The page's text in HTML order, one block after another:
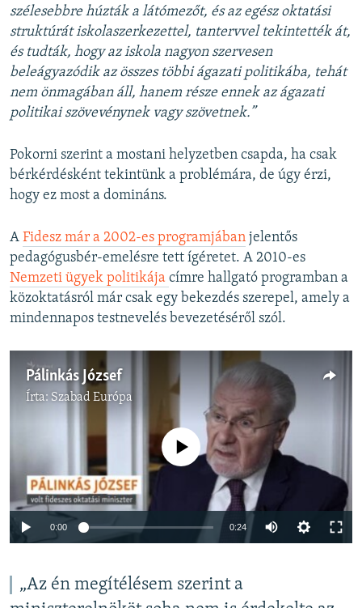
szélesebbre húzták a látómezőt, és az egész oktatási
struktúrát iskolaszerkezettel, tantervvel tekintették át,
és tudták, hogy az iskola nagyon szervesen
beleágyazódik az összes többi ágazati politikába, tehát
nem önmagában áll, hanem része ennek az ágazati
politikai szövevénynek vagy szövetnek.”
Pokorni szerint a mostani helyzetben csapda, ha csak
bérkérdésként tekintünk a problémára, de úgy érzi,
hogy ez most a domináns.
A Fidesz már a 2002-es programjában jelentős
pedagógusbér-emelésre tett ígéretet. A 2010-es
Nemzeti ügyek politikája címre hallgató programban a
közoktatásról már csak egy bekezdés szerepel, amely a
mindennapos testnevelés bevezetéséről szól.
Pálinkás József
Írta: Szabad Európa
Jelenleg nincs elérhető tartalom
0:00 0:24
„Az én megítélésem szerint a